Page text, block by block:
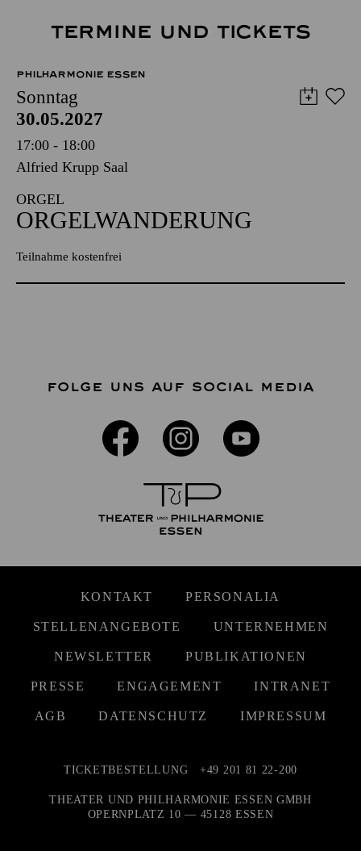
TERMINE UND TICKETS
PHILHARMONIE ESSEN
Sonntag
30.05.2027
17:00 - 18:00
Alfried Krupp Saal
ORGEL
ORGELWANDERUNG
Teilnahme kostenfrei
FOLGE UNS AUF SOCIAL MEDIA
KONTAKT PERSONALIA
STELLENANGEBOTE UNTERNEHMEN
NEWSLETTER PUBLIKATIONEN
PRESSE ENGAGEMENT INTRANET
AGB DATENSCHUTZ IMPRESSUM
TICKETBESTELLUNG +49 201 81 22-200
THEATER UND PHILHARMONIE ESSEN GMBH
OPERNPLATZ 10 — 45128 ESSEN